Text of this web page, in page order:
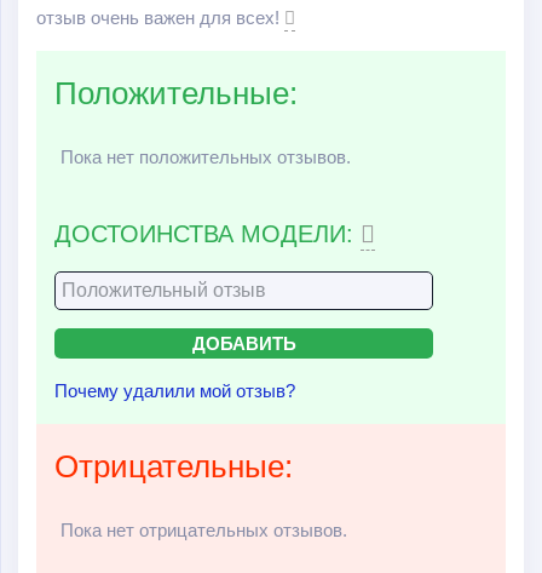
отзыв очень важен для всех!
Положительные:
Пока нет положительных отзывов.
ДОСТОИНСТВА МОДЕЛИ:
Почему удалили мой отзыв?
Отрицательные:
Пока нет отрицательных отзывов.